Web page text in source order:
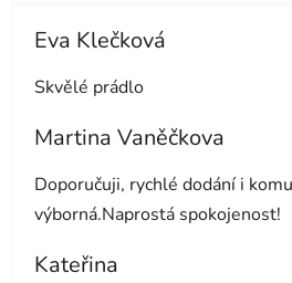
Eva Klečková
Skvělé prádlo
Martina Vaněčkova
Doporučuji, rychlé dodání i
výborná.Naprostá spokojenost!
Kateřina